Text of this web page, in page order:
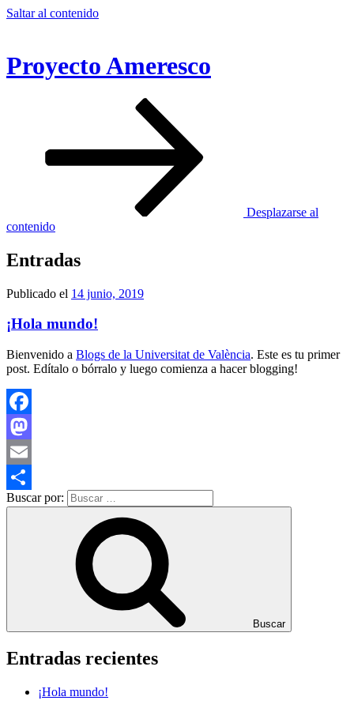
Saltar al contenido
Proyecto Ameresco
Desplazarse al
contenido
Entradas
Publicado el 14 junio, 2019
¡Hola mundo!
Bienvenido a Blogs de la Universitat de València. Este es tu primer
post. Edítalo o bórralo y luego comienza a hacer blogging!
Facebook
Mastodon
Email
Compartir
Buscar por:
Buscar
Entradas recientes
¡Hola mundo!